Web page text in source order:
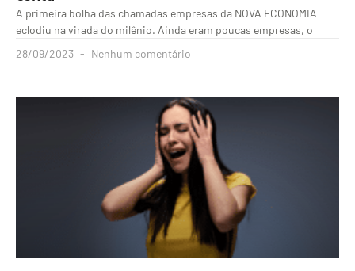
A primeira bolha das chamadas empresas da NOVA ECONOMIA
eclodiu na virada do milênio. Ainda eram poucas empresas, o
28/09/2023
Nenhum comentário